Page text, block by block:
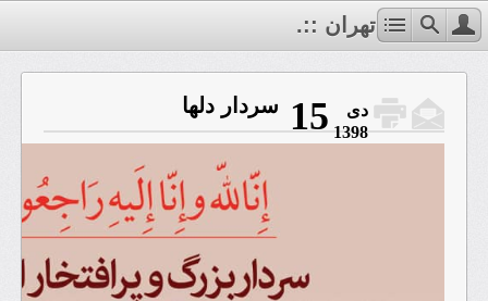
.:: فاطمیه تهران ::.
15
دی
1398
سردار دلها